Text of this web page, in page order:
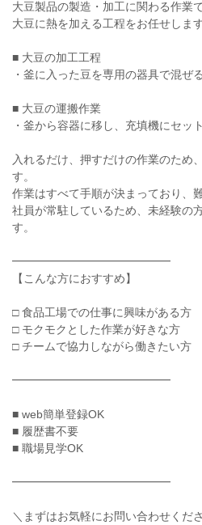
大豆製品の製造・加工に関わる作業で
大豆に熱を加える工程をお任せします
■ 大豆の加工工程
・釜に入った豆を専用の器具で混ぜ
■ 大豆の運搬作業
・釜から容器に移し、充填機にセッ
入れるだけ、押すだけの作業のため
す。
作業はすべて手順が決まっており、
社員が常駐しているため、未経験の
す。
━━━━━━━━━━━━━━
【こんな方におすすめ】
□ 食品工場での仕事に興味がある方
□ モクモクとした作業が好きな方
□ チームで協力しながら働きたい方
━━━━━━━━━━━━━━
■ web簡単登録OK
■ 履歴書不要
■ 職場見学OK
━━━━━━━━━━━━━━
＼まずはお気軽にお問い合わせくだ